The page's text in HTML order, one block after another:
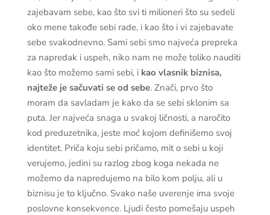
zajebavam sebe, kao što svi ti milioneri što su sedeli
oko mene takođe sebi rade, i kao što i vi zajebavate
sebe svakodnevno. Sami sebi smo najveća prepreka
za napredak i uspeh, niko nam ne može toliko nauditi
kao što možemo sami sebi, i kao vlasnik biznisa,
najteže je sačuvati se od sebe. Znači, prvo što
moram da savladam je kako da se sebi sklonim sa
puta. Jer najveća snaga u svakoj ličnosti, a naročito
kod preduzetnika, jeste moć kojom definišemo svoj
identitet. Priča koju sebi pričamo, mit o sebi u koji
verujemo, jedini su razlog zbog koga nekada ne
možemo da napredujemo na bilo kom polju, ali u
biznisu je to ključno. Svako naše uverenje ima svoje
poslovne konsekvence. Ljudi često pomešaju uspeh